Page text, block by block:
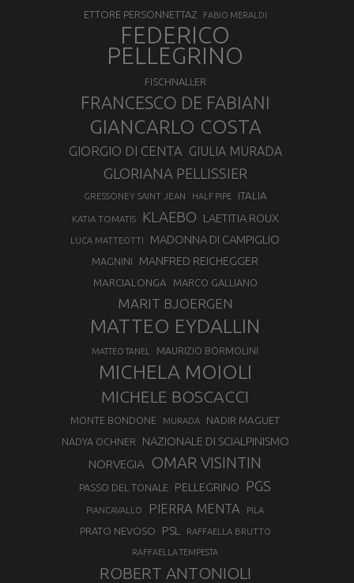
ETTORE PERSONNETTAZ FABIO MERALDI
FEDERICO
PELLEGRINO
FISCHNALLER
FRANCESCO DE FABIANI
GIANCARLO COSTA
GIORGIO DI CENTA GIULIA MURADA
GLORIANA PELLISSIER
GRESSONEY SAINT JEAN HALF PIPE ITALIA
KATIA TOMATIS KLAEBO LAETITIA ROUX
LUCA MATTEOTTI MADONNA DI CAMPIGLIO
MAGNINI MANFRED REICHEGGER
MARCIALONGA MARCO GALLIANO
MARIT BJOERGEN
MATTEO EYDALLIN
MATTEO TANEL MAURIZIO BORMOLINI
MICHELA MOIOLI
MICHELE BOSCACCI
MONTE BONDONE MURADA NADIR MAGUET
NADYA OCHNER
NAZIONALE DI SCIALPINISMO
NORVEGIA
OMAR VISINTIN
PASSO DEL TONALE PELLEGRINO PGS
PIANCAVALLO PIERRA MENTA PILA
PRATO NEVOSO PSL RAFFAELLA BRUTTO
RAFFAELLA TEMPESTA
ROBERT ANTONIOLI